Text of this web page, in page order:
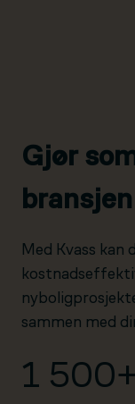
Gjør
bransjen
Med Kvass kan
sammen med
1